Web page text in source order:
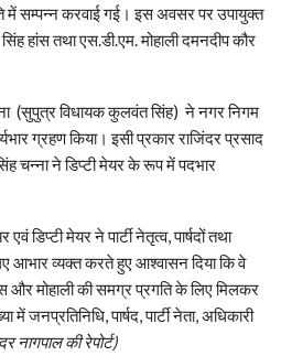
में सम्पन्न करवाई गई। इस अवसर पर उपायुक्त
हांस तथा एस.डी.एम. मोहाली दमनदीप कौर
(सुपुत्र विधायक कुलवंत सिंह) ने नगर निगम
ग्रहण किया। इसी प्रकार राजिंदर प्रसाद
चन्ना ने डिप्टी मेयर के रूप में पदभार
डिप्टी मेयर ने पार्टी नेतृत्व, पार्षदों तथा
आभार व्यक्त करते हुए आश्वासन दिया कि वे
और मोहाली की समग्र प्रगति के लिए मिलकर
जनप्रतिनिधि, पार्षद, पार्टी नेता, अधिकारी
नागपाल की रेपोर्ट)